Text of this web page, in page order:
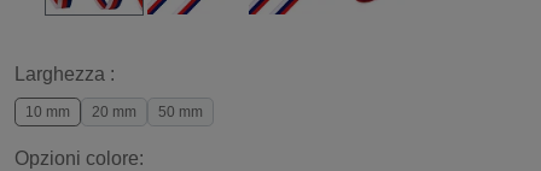
Larghezza :
10 mm 20 mm 50 mm
Opzioni colore: